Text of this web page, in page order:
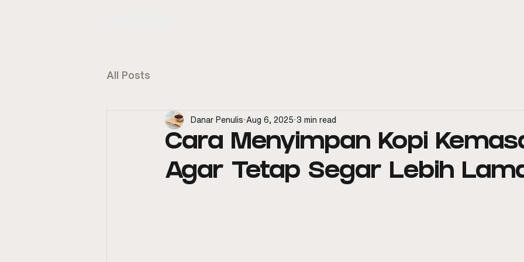
All Posts
Cara Menyimpan Kopi
Agar Tetap Segar Lebih
Danar Penulis Aug 6, 2025 3 min read